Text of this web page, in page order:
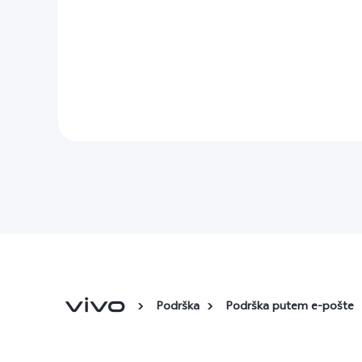
Podrška Podrška putem e-pošte